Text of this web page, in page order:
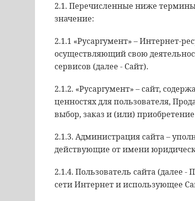
2.1. Перечисленные ниже
значение:
2.1.1 «Русаргумент» – Интернет-
осуществляющий свою
сервисов (далее - Сайт).
2.1.2. «Русаргумент» – сайт,
ценностях для пользователя,
выбор, заказ и (или)
2.1.3. Администрация сайта –
действующие от имени
2.1.4. Пользователь сайта (далее
сети Интернет и использующее